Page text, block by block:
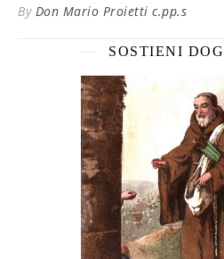
By Don Mario Proietti c.pp.s
SOSTIENI